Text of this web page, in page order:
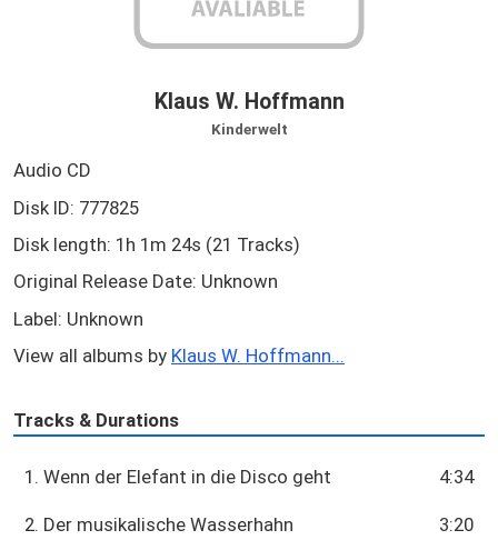
Klaus W. Hoffmann
Kinderwelt
Audio CD
Disk ID: 777825
Disk length: 1h 1m 24s (21 Tracks)
Original Release Date: Unknown
Label: Unknown
View all albums by Klaus W. Hoffmann...
Tracks & Durations
1. Wenn der Elefant in die Disco geht 4:34
2. Der musikalische Wasserhahn 3:20